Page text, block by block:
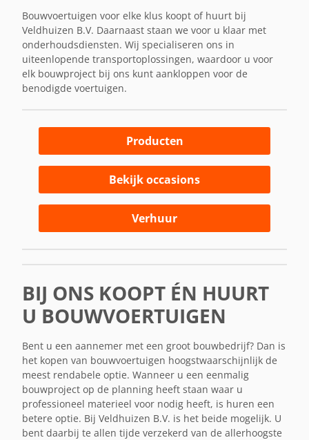
Bouwvoertuigen voor elke klus koopt of huurt bij
Veldhuizen B.V. Daarnaast staan we voor u klaar met
onderhoudsdiensten. Wij specialiseren ons in
uiteenlopende transportoplossingen, waardoor u voor
elk bouwproject bij ons kunt aankloppen voor de
benodigde voertuigen.
Producten
Bekijk occasions
Verhuur
BIJ ONS KOOPT ÉN HUURT
U BOUWVOERTUIGEN
Bent u een aannemer met een groot bouwbedrijf? Dan is
het kopen van bouwvoertuigen hoogstwaarschijnlijk de
meest rendabele optie. Wanneer u een eenmalig
bouwproject op de planning heeft staan waar u
professioneel materieel voor nodig heeft, is huren een
betere optie. Bij Veldhuizen B.V. is het beide mogelijk. U
bent daarbij te allen tijde verzekerd van de allerhoogste